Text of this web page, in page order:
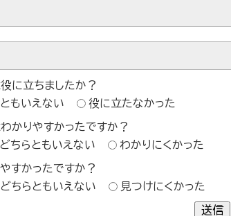
に立ちましたか？
もいえない 役に立たなかった
かりやすかったですか？
どちらともいえない わかりにくかった
すかったですか？
どちらともいえない 見つけにくかった
送信